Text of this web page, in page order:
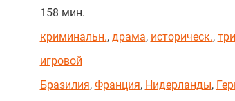
158 мин.
криминальн., драма, историческ.,
игровой
Бразилия, Франция, Нидерланды,